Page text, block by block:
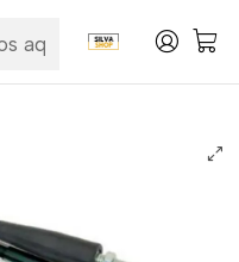
Cabos de Embraiagem
KLX 450 R 08-19